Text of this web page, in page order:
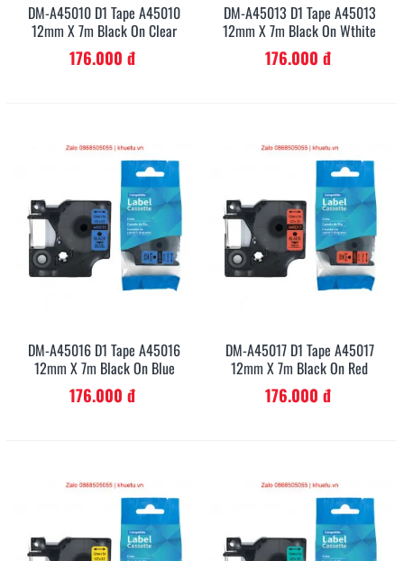
DM-A45010 D1 Tape A45010
12mm X 7m Black On Clear
176.000 đ
DM-A45013 D1 Tape A45013
12mm X 7m Black On Wthite
176.000 đ
DM-A45016 D1 Tape A45016
12mm X 7m Black On Blue
176.000 đ
DM-A45017 D1 Tape A45017
12mm X 7m Black On Red
176.000 đ